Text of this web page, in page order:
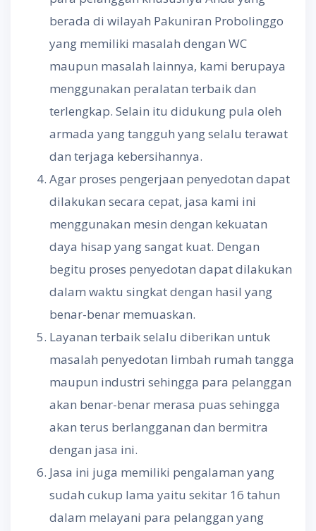
berada di wilayah Pakuniran Probolinggo
yang memiliki masalah dengan WC
maupun masalah lainnya, kami berupaya
menggunakan peralatan terbaik dan
terlengkap. Selain itu didukung pula oleh
armada yang tangguh yang selalu terawat
dan terjaga kebersihannya.
Agar proses pengerjaan penyedotan dapat
dilakukan secara cepat, jasa kami ini
menggunakan mesin dengan kekuatan
daya hisap yang sangat kuat. Dengan
begitu proses penyedotan dapat dilakukan
dalam waktu singkat dengan hasil yang
benar-benar memuaskan.
Layanan terbaik selalu diberikan untuk
masalah penyedotan limbah rumah tangga
maupun industri sehingga para pelanggan
akan benar-benar merasa puas sehingga
akan terus berlangganan dan bermitra
dengan jasa ini.
Jasa ini juga memiliki pengalaman yang
sudah cukup lama yaitu sekitar 16 tahun
dalam melayani para pelanggan yang